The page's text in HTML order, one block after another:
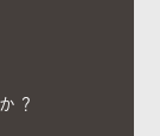
？